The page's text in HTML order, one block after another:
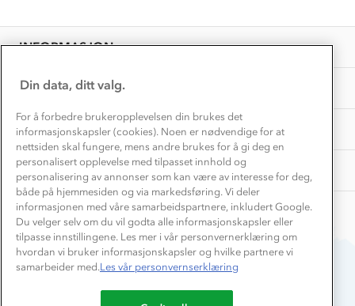
INFORMASJON
Presse
OM OSS
Samarbeide med oss?
TIPS OG RÅD
Store størrelser
Turmat oppskrifter
Beredskap
AKTIVITETER
Overnatte utendørs⛺
Leirskole 🥾
Barnehageansatt
Tips til hyttetur
Du betaler enkelt med
Din data, ditt valg.
For å forbedre brukeropplevelsen din brukes det
informasjonskapsler (cookies). Noen er nødvendige for at
nettsiden skal fungere, mens andre brukes for å gi deg en
personalisert opplevelse med tilpasset innhold og
personalisering av annonser som kan være av interesse for deg,
både på hjemmesiden og via markedsføring. Vi deler
informasjonen med våre samarbeidspartnere, inkludert Google.
Du velger selv om du vil godta alle informasjonskapsler eller
tilpasse innstillingene. Les mer i vår personvernerklæring om
hvordan vi bruker informasjonskapsler og hvilke partnere vi
samarbeider med.Les vår personvernserklæring